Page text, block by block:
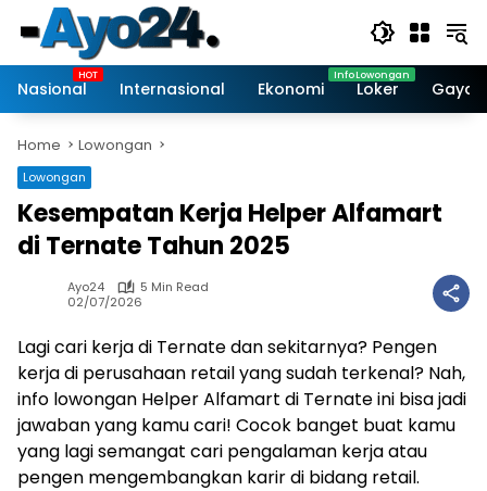
content
Nasional
Internasional Ekonomi Loker Gaya
Home Lowongan
Lowongan
Kesempatan Kerja Helper Alfamart
di Ternate Tahun 2025
Ayo24
5 Min Read
02/07/2026
Lagi cari kerja di Ternate dan sekitarnya? Pengen
kerja di perusahaan retail yang sudah terkenal? Nah,
info lowongan Helper Alfamart di Ternate ini bisa jadi
jawaban yang kamu cari! Cocok banget buat kamu
yang lagi semangat cari pengalaman kerja atau
pengen mengembangkan karir di bidang retail.